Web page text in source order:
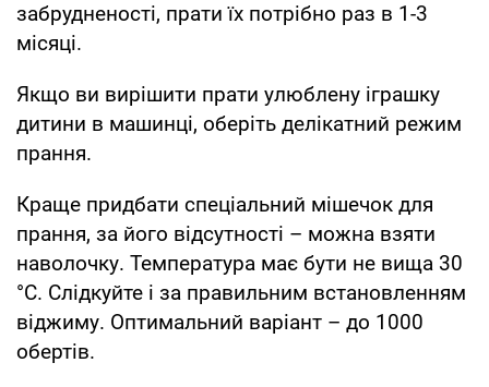
забрудненості, прати їх потрібно раз в 1-3
місяці.
Якщо ви вирішити прати улюблену іграшку
дитини в машинці, оберіть делікатний режим
прання.
Краще придбати спеціальний мішечок для
прання, за його відсутності – можна взяти
наволочку. Температура має бути не вища 30
°C. Слідкуйте і за правильним встановленням
віджиму. Оптимальний варіант – до 1000
обертів.